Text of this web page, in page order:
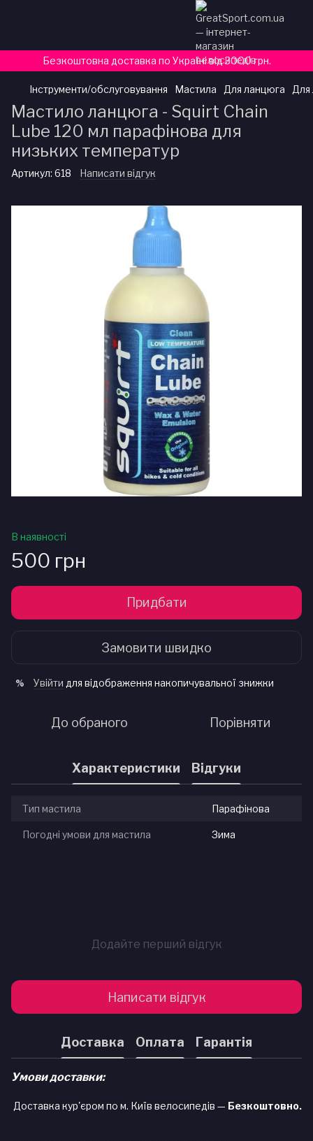
Безкоштовна доставка по Україні від 3000 грн.
Інструменти/обслуговування Мастила Для ланцюга Для
Мастило ланцюга - Squirt Chain
Lube 120 мл парафінова для
низьких температур
Артикул: 618 Написати відгук
В наявності
500 грн
Придбати
Замовити швидко
% Увійти для відображення накопичувальної знижки
До обраного Порівняти
Характеристики Відгуки
Тип мастила Парафінова
Погодні умови для мастила Зима
Додайте перший відгук
Написати відгук
Доставка Оплата Гарантія
Умови доставки:
Доставка кур'єром по м. Київ велосипедів — Безкоштовно.